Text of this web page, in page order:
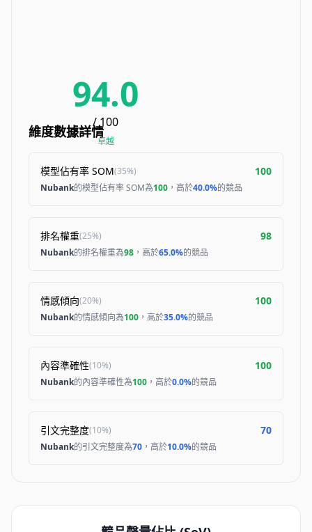
94.0
/ 100
卓越
維度數據詳情
模型佔有率 SOM(35%) 100
Nubank的模型佔有率 SOM為100 ，高於40.0%的競品
排名權重(25%) 98
Nubank的排名權重為98 ，高於65.0%的競品
情感傾向(20%) 100
Nubank的情感傾向為100 ，高於35.0%的競品
內容準確性(10%) 100
Nubank的內容準確性為100 ，高於0.0%的競品
引文完整度(10%) 70
Nubank的引文完整度為70 ，高於10.0%的競品